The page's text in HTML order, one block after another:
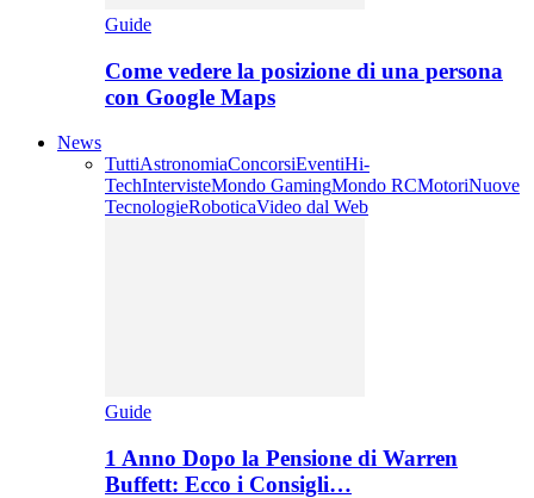
Guide
Come vedere la posizione di una persona
con Google Maps
News
TuttiAstronomiaConcorsiEventiHi-
TechIntervisteMondo GamingMondo RCMotoriNuove
TecnologieRoboticaVideo dal Web
Guide
1 Anno Dopo la Pensione di Warren
Buffett: Ecco i Consigli…